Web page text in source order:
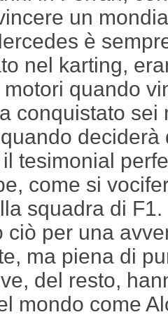
un
è
nel karting,
quando
conquistato sei
tesimonial
come si
squadra di
ciò per una
ma piena di
del resto,
mondo come